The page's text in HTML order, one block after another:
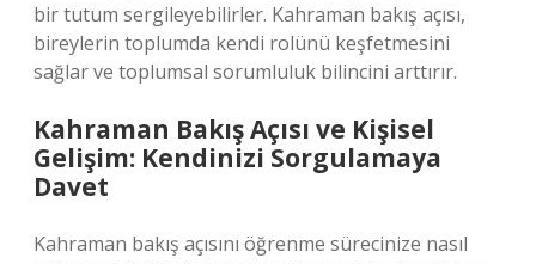
bir tutum sergileyebilirler. Kahraman bakış açısı,
bireylerin toplumda kendi rolünü keşfetmesini
sağlar ve toplumsal sorumluluk bilincini arttırır.
Kahraman Bakış Açısı ve Kişisel
Gelişim: Kendinizi Sorgulamaya
Davet
Kahraman bakış açısını öğrenme sürecinize nasıl